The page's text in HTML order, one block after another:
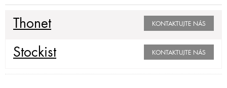
Thonet KONTAKTUJTE NÁS
Stockist KONTAKTUJTE NÁS